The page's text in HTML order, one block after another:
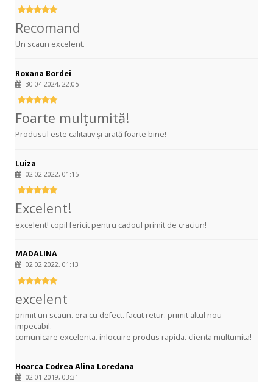
Recomand
Un scaun excelent.
Roxana Bordei
30.04.2024, 22:05
Foarte mulțumită!
Produsul este calitativ și arată foarte bine!
Luiza
02.02.2022, 01:15
Excelent!
excelent! copil fericit pentru cadoul primit de craciun!
MADALINA
02.02.2022, 01:13
excelent
primit un scaun. era cu defect. facut retur. primit altul nou
impecabil.
comunicare excelenta. inlocuire produs rapida. clienta multumita!
Hoarca Codrea Alina Loredana
02.01.2019, 03:31